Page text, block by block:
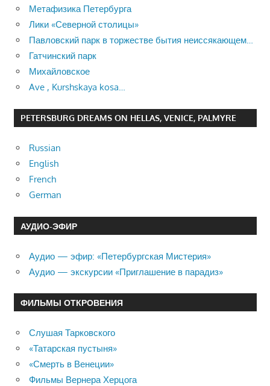
Метафизика Петербурга
Лики «Северной столицы»
Павловский парк в торжестве бытия неиссякающем…
Гатчинский парк
Михайловское
Ave , Kurshskaya kosa…
PETERSBURG DREAMS ON HELLAS, VENICE, PALMYRE
Russian
English
French
German
АУДИО-ЭФИР
Аудио — эфир: «Петербургская Мистерия»
Аудио — экскурсии «Приглашение в парадиз»
ФИЛЬМЫ ОТКРОВЕНИЯ
Слушая Тарковского
«Татарская пустыня»
«Смерть в Венеции»
Фильмы Вернера Херцога